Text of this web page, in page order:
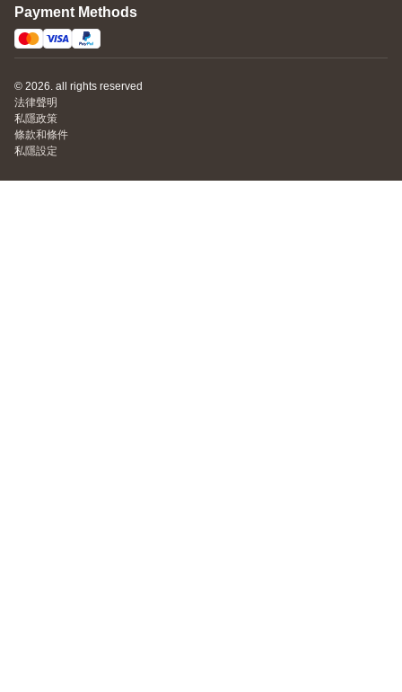
Payment Methods
© 2026. all rights reserved
法律聲明
私隱政策
條款和條件
私隱設定